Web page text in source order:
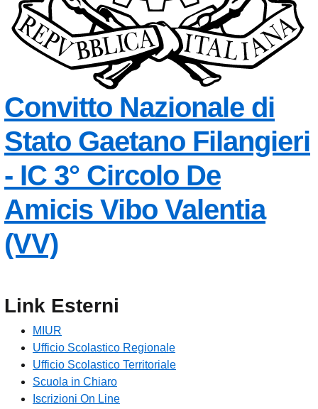
Convitto Nazionale di
Stato Gaetano Filangieri
- IC 3° Circolo De
Amicis Vibo Valentia
(VV)— Visita la pagina
Link Esterni
MIUR
Ufficio Scolastico Regionale
Ufficio Scolastico Territoriale
Scuola in Chiaro
Iscrizioni On Line